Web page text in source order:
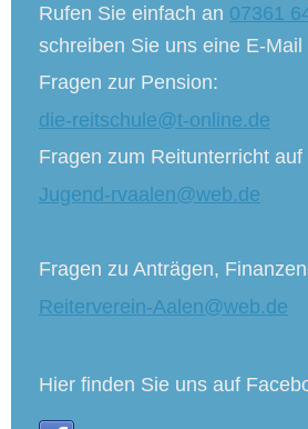
Rufen Sie einfach an 07361
schreiben Sie uns eine E-Mail
Fragen zur Pension:
die-reitschule@t-online.de
Fragen zum Reitunterricht
Jugend-rvaalen@web.de
Fragen zu Anträgen,
Reiterverein-Aalen@web.de
Hier finden Sie uns auf